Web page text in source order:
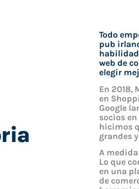
Todo
pub
web de
elegir
En 2018,
en
Google
socios
hicimos
grandes
A
Lo que
en una
de